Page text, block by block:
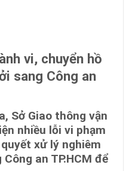
vi, chuyển hồ
sang Công an
Sở Giao thông vận
nhiều lỗi vi phạm
xử lý nghiêm
an TP.HCM để